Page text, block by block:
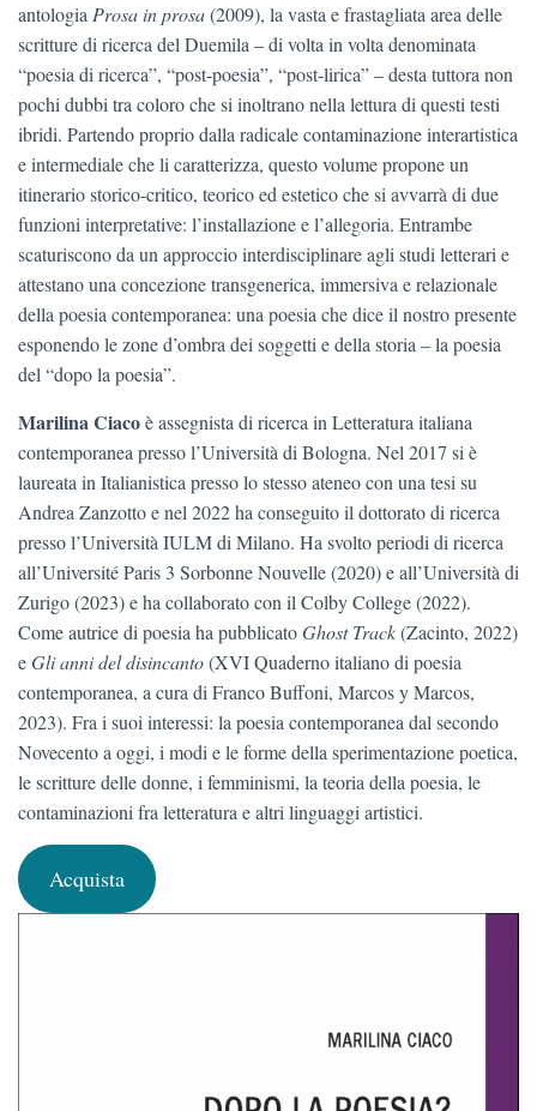
antologia Prosa in prosa(2009), la vasta e frastagliata area delle
scritture di ricerca del Duemila – di volta in volta denominata
“poesia di ricerca”, “post-poesia”, “post-lirica” – desta tuttora non
pochi dubbi tra coloro che si inoltrano nella lettura di questi testi
ibridi. Partendo proprio dalla radicale contaminazione interartistica
e intermediale che li caratterizza, questo volume propone un
itinerario storico-critico, teorico ed estetico che si avvarrà di due
funzioni interpretative: l’installazione e l’allegoria. Entrambe
scaturiscono da un approccio interdisciplinare agli studi letterari e
attestano una concezione transgenerica, immersiva e relazionale
della poesia contemporanea: una poesia che dice il nostro presente
esponendo le zone d’ombra dei soggetti e della storia – la poesia
del “dopo la poesia”.
Marilina Ciacoè assegnista di ricerca in Letteratura italiana
contemporanea presso l’Università di Bologna. Nel 2017 si è
laureata in Italianistica presso lo stesso ateneo con una tesi su
Andrea Zanzotto e nel 2022 ha conseguito il dottorato di ricerca
presso l’Università IULM di Milano. Ha svolto periodi di ricerca
all’Université Paris 3 Sorbonne Nouvelle (2020) e all’Università di
Zurigo (2023) e ha collaborato con il Colby College (2022).
Come autrice di poesia ha pubblicatoGhost Track(Zacinto, 2022)
eGli anni del disincanto(XVI Quaderno italiano di poesia
contemporanea, a cura di Franco Buffoni, Marcos y Marcos,
2023). Fra i suoi interessi: la poesia contemporanea dal secondo
Novecento a oggi, i modi e le forme della sperimentazione poetica,
le scritture delle donne, i femminismi, la teoria della poesia, le
contaminazioni fra letteratura e altri linguaggi artistici.
Acquista